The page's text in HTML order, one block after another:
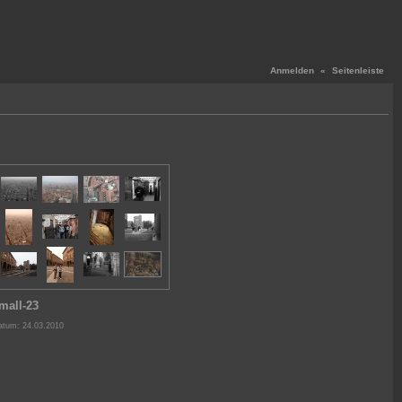
Anmelden « Seitenleiste
23
24.03.2010